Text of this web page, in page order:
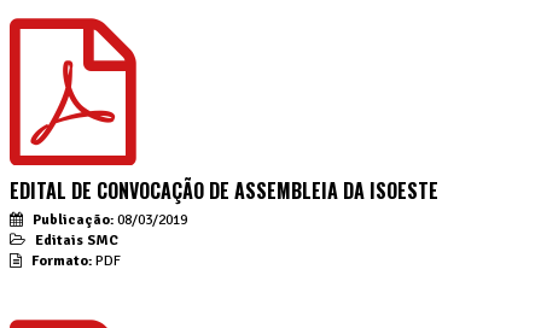
EDITAL DE CONVOCAÇÃO DE ASSEMBLEIA DA ISOESTE
Publicação: 08/03/2019
Editais SMC
Formato: PDF